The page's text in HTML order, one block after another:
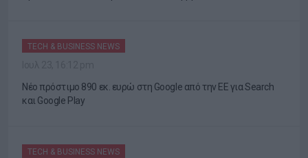
TECH & BUSINESS NEWS
Νέο πρόστιμο 890 εκ. ευρώ στη Google από την ΕΕ για Search
και Google Play
TECH & BUSINESS NEWS